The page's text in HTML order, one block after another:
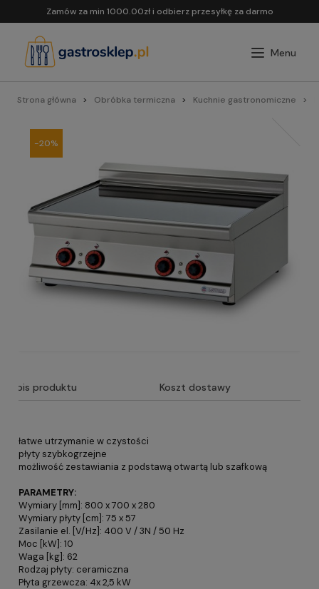
Zamów za min 1000.00zł i odbierz przesyłkę za darmo
Strona główna Obróbka termiczna Kuchnie gastronomiczne
-20%
Opis produktu Koszt dostawy
łatwe utrzymanie w czystości
płyty szybkogrzejne
możliwość zestawiania z podstawą otwartą lub szafkową
PARAMETRY:
Wymiary [mm]: 800 x 700 x 280
Wymiary płyty [cm]: 75 x 57
Zasilanie el. [V/Hz]: 400 V / 3N / 50 Hz
Moc [kW]: 10
Waga [kg]: 62
Rodzaj płyty: ceramiczna
Płyta grzewcza: 4x 2,5 kW